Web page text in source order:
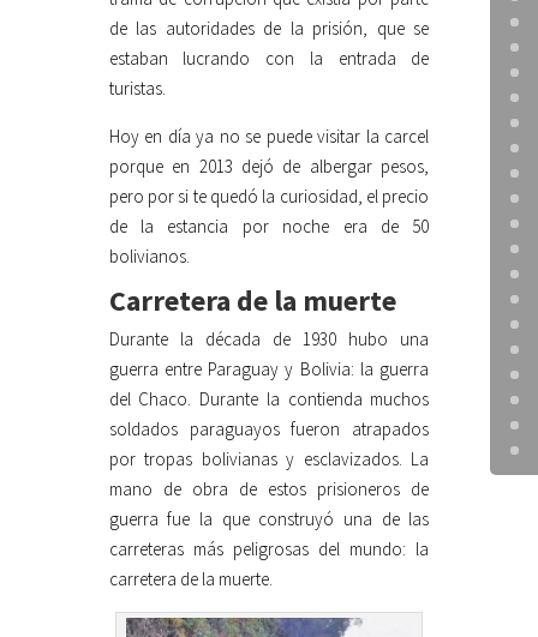
de las autoridades de la prisión, que se
estaban lucrando con la entrada de
turistas.
Hoy en día ya no se puede visitar la carcel
porque en 2013 dejó de albergar pesos,
pero por si te quedó la curiosidad, el precio
de la estancia por noche era de 50
bolivianos.
Carretera de la muerte
Durante la década de 1930 hubo una
guerra entre Paraguay y Bolivia: la guerra
del Chaco. Durante la contienda muchos
soldados paraguayos fueron atrapados
por tropas bolivianas y esclavizados. La
mano de obra de estos prisioneros de
guerra fue la que construyó una de las
carreteras más peligrosas del mundo: la
carretera de la muerte.